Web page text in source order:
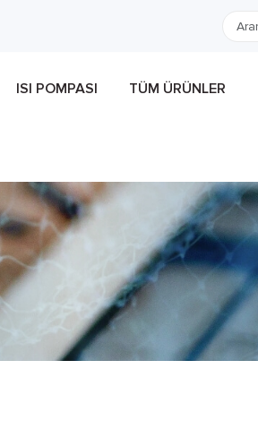
ISI POMPASI TÜM ÜRÜNLER